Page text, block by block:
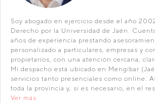
Soy abogado en ejercicio desde el año
Derecho por la Universidad de Jaén.
años de experiencia prestando
personalizado a particulares, empresas y
propietarios, con una atención cercana,
Mi despacho está ubicado en Mengíbar
servicios tanto presenciales como online.
toda la provincia y, si es necesario, en el
Ver más